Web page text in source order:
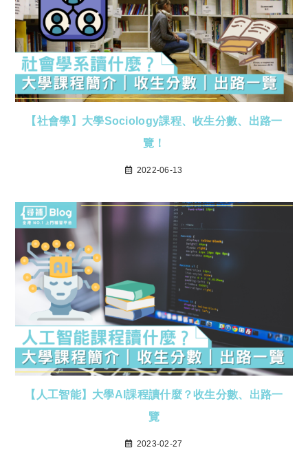
【社會學】大學Sociology課程、收生分數、出路一
覽！
2022-06-13
【人工智能】大學AI課程讀什麼？收生分數、出路一
覽
2023-02-27